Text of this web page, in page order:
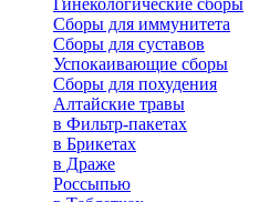
Гинекологические сборы
Сборы для иммунитета
Сборы для суставов
Успокаивающие сборы
Сборы для похудения
Алтайские травы
в Фильтр-пакетах
в Брикетах
в Драже
Россыпью